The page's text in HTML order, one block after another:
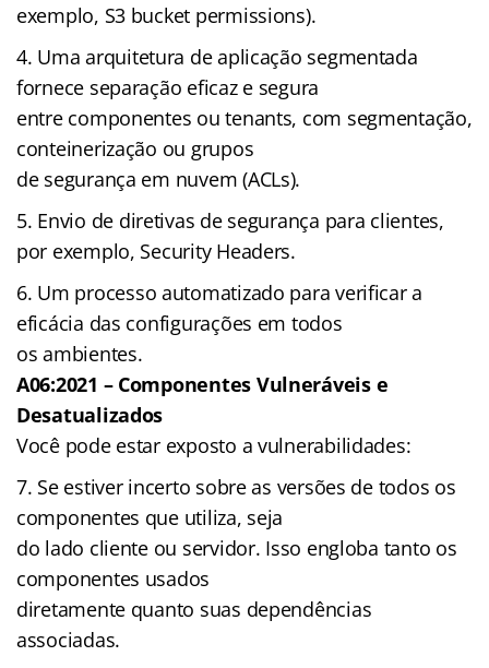
exemplo, S3 bucket permissions).
Uma arquitetura de aplicação segmentada
fornece separação eficaz e segura
entre componentes ou tenants, com segmentação,
conteinerização ou grupos
de segurança em nuvem (ACLs).
Envio de diretivas de segurança para clientes,
por exemplo, Security Headers.
Um processo automatizado para verificar a
eficácia das configurações em todos
os ambientes.
A06:2021 – Componentes Vulneráveis e
Desatualizados
Você pode estar exposto a vulnerabilidades:
Se estiver incerto sobre as versões de todos os
componentes que utiliza, seja
do lado cliente ou servidor. Isso engloba tanto os
componentes usados
diretamente quanto suas dependências
associadas.